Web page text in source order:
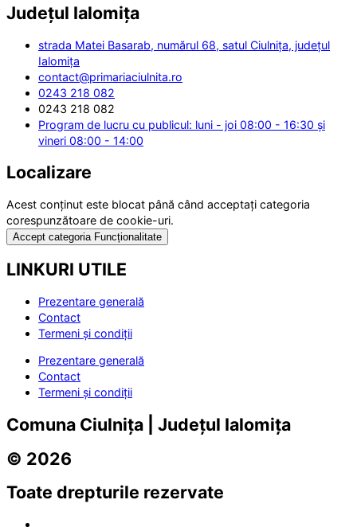
Județul Ialomița
strada Matei Basarab, numărul 68, satul Ciulnița, județul
Ialomița
contact@primariaciulnita.ro
0243 218 082
0243 218 082
Program de lucru cu publicul: luni - joi 08:00 - 16:30 și
vineri 08:00 - 14:00
Localizare
Acest conținut este blocat până când acceptați categoria
corespunzătoare de cookie-uri.
Accept categoria Funcționalitate
LINKURI UTILE
Prezentare generală
Contact
Termeni și condiții
Prezentare generală
Contact
Termeni și condiții
Comuna Ciulnița | Județul Ialomița
© 2026
Toate drepturile rezervate